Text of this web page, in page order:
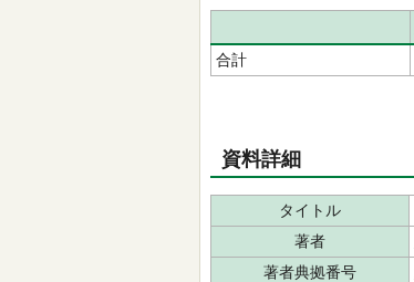
合計
資料詳細
タイトル
著者
著者典拠番号